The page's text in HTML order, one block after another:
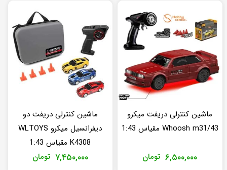
ماشین کنترلی دریفت میکرو
Whoosh m31/43 مقیاس 1:43
۶,۵۰۰,۰۰۰ تومان
ماشین کنترلی دریفت دو
دیفرانسیل میکرو WLTOYS
K4308 مقیاس 1:43
۷,۴۵۰,۰۰۰ تومان